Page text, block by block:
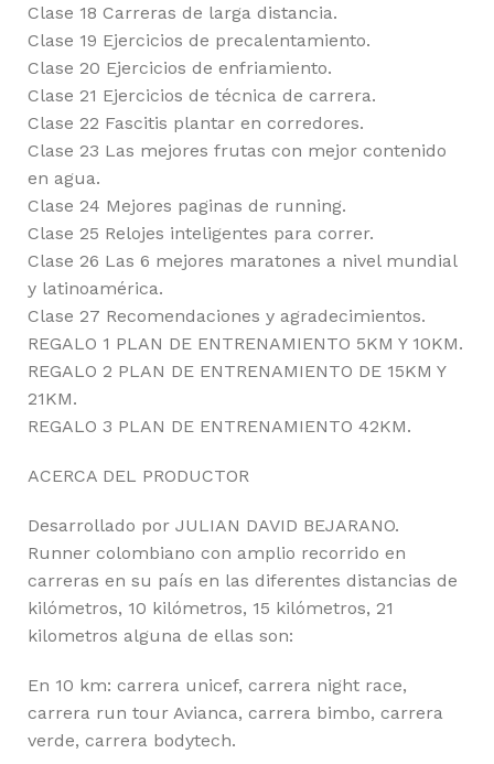
Clase 18 Carreras de larga distancia.
Clase 19 Ejercicios de precalentamiento.
Clase 20 Ejercicios de enfriamiento.
Clase 21 Ejercicios de técnica de carrera.
Clase 22 Fascitis plantar en corredores.
Clase 23 Las mejores frutas con mejor contenido
en agua.
Clase 24 Mejores paginas de running.
Clase 25 Relojes inteligentes para correr.
Clase 26 Las 6 mejores maratones a nivel mundial
y latinoamérica.
Clase 27 Recomendaciones y agradecimientos.
REGALO 1 PLAN DE ENTRENAMIENTO 5KM Y 10KM.
REGALO 2 PLAN DE ENTRENAMIENTO DE 15KM Y
21KM.
REGALO 3 PLAN DE ENTRENAMIENTO 42KM.
ACERCA DEL PRODUCTOR
Desarrollado por JULIAN DAVID BEJARANO.
Runner colombiano con amplio recorrido en
carreras en su país en las diferentes distancias de
kilómetros, 10 kilómetros, 15 kilómetros, 21
kilometros alguna de ellas son:
En 10 km: carrera unicef, carrera night race,
carrera run tour Avianca, carrera bimbo, carrera
verde, carrera bodytech.